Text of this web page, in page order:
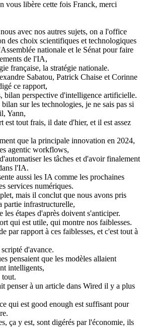
vous libère cette fois Franck, merci
avec nos autres sujets, on a l'office
des choix scientifiques et technologiques
nationale et le Sénat pour faire
de l'IA,
française, la stratégie nationale.
Sabatou, Patrick Chaise et Corinne
ce rapport,
bilan perspective d'intelligence artificielle.
sur les technologies, je ne sais pas si
Yann,
est tout frais, il date d'hier, et il est assez
que la principale innovation en 2024,
agentic workflows,
les tâches et d'avoir finalement
l'IA.
aussi les IA comme les prochaines
services numériques.
mais il conclut que nous avons pris
partie infrastructurelle,
les étapes d'après doivent s'anticiper.
qui est utile, qui montre nos faiblesses.
par rapport à ces faiblesses, et c'est tout à
d'avance.
pensaient que les modèles allaient
intelligents,
tout.
penser à un article dans Wired il y a plus
qui est good enough est suffisant pour
ça y est, sont digérés par l'économie, ils